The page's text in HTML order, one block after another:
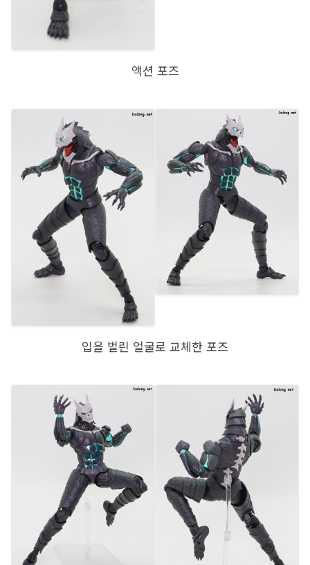
액션 포즈
입을 벌린 얼굴로 교체한 포즈